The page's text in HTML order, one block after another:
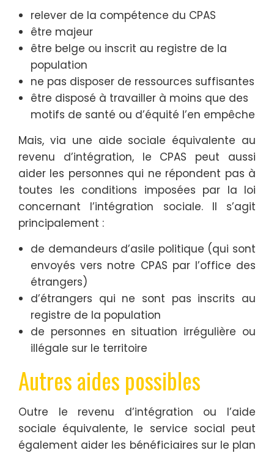
relever de la compétence du CPAS
être majeur
être belge ou inscrit au registre de la
population
ne pas disposer de ressources suffisantes
être disposé à travailler à moins que des
motifs de santé ou d’équité l’en empêche
Mais, via une aide sociale équivalente au
revenu d’intégration, le CPAS peut aussi
aider les personnes qui ne répondent pas à
toutes les conditions imposées par la loi
concernant l’intégration sociale. Il s’agit
principalement :
de demandeurs d’asile politique (qui sont
envoyés vers notre CPAS par l’office des
étrangers)
d’étrangers qui ne sont pas inscrits au
registre de la population
de personnes en situation irrégulière ou
illégale sur le territoire
Autres aides possibles
Outre le revenu d’intégration ou l’aide
sociale équivalente, le service social peut
également aider les bénéficiaires sur le plan